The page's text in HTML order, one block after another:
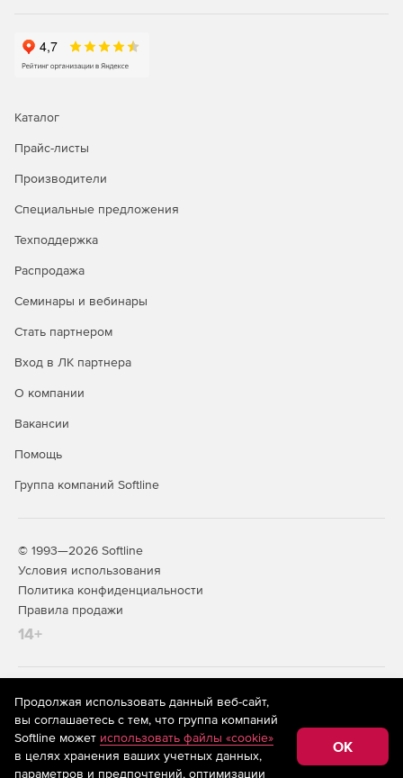
Каталог
Прайс-листы
Производители
Специальные предложения
Техподдержка
Распродажа
Семинары и вебинары
Стать партнером
Вход в ЛК партнера
О компании
Вакансии
Помощь
Группа компаний Softline
© 1993—2026 Softline
Условия использования
Политика конфиденциальности
Правила продажи
14+
На информационном ресурсе store.softline.ru применяются
рекомендательные технологии
(информационные технологии
предоставления информации на основе сбора,
систематизации и анализа сведений, относящихся к
предпочтениям пользователей сети «Интернет»,
находящихся на территории Российской Федерации)
Продолжая использовать данный веб-сайт,
вы соглашаетесь с тем, что группа компаний
Softline может использовать файлы «cookie»
в целях хранения ваших учетных данных,
параметров и предпочтений, оптимизации
OK